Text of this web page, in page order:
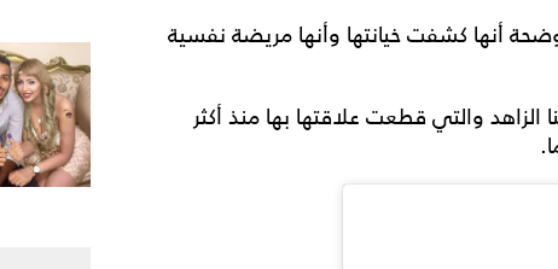
أنها كشفت خيانتها وأنها مريضة نفسية
والتي قطعت علاقتها بها منذ أكثر